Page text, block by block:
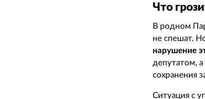
Что
В родном
не спешат.
нарушение
депутатом,
сохранения
Ситуация с